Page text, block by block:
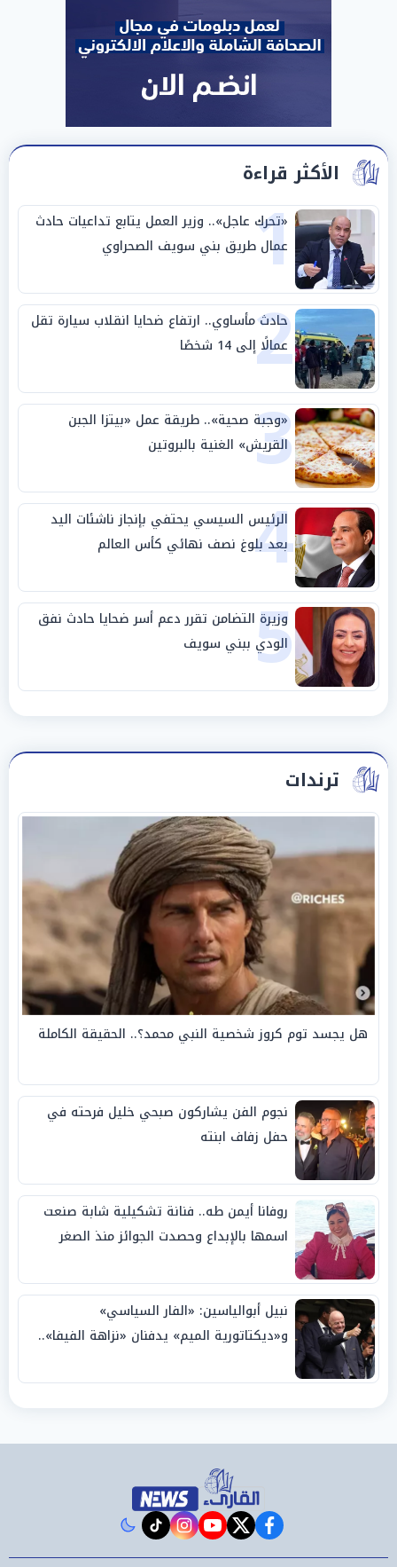
الأكثر قراءة
1
«تحرك عاجل».. وزير العمل يتابع تداعيات حادث
عمال طريق بني سويف الصحراوي
2
حادث مأساوي.. ارتفاع ضحايا انقلاب سيارة تقل
عمالًا إلى 14 شخصًا
3
«وجبة صحية».. طريقة عمل «بيتزا الجبن
القريش» الغنية بالبروتين
4
الرئيس السيسي يحتفي بإنجاز ناشئات اليد
بعد بلوغ نصف نهائي كأس العالم
5
وزيرة التضامن تقرر دعم أسر ضحايا حادث نفق
الودي ببني سويف
ترندات
هل يجسد توم كروز شخصية النبي محمد؟.. الحقيقة الكاملة
نجوم الفن يشاركون صبحي خليل فرحته في
حفل زفاف ابنته
روفانا أيمن طه.. فنانة تشكيلية شابة صنعت
اسمها بالإبداع وحصدت الجوائز منذ الصغر
نبيل أبوالياسين: «الفار السياسي»
و«ديكتاتورية الميم» يدفنان «نزاهة الفيفا»..
facebook
twitter
youtube
instagram
tiktok